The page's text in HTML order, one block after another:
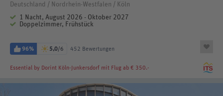
Deutschland / Nordrhein-Westfalen / Köln
1 Nacht, August 2026 - Oktober 2027
Doppelzimmer, Frühstück
96% 5,0/6 452 Bewertungen
Essential by Dorint Köln-Junkersdorf mit Flug ab € 350.-